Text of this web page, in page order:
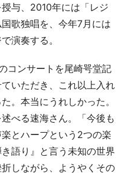
与、2010年には「レジ
歌独唱を、今年7月には
演奏する。
コンサートを尾崎咢堂記
いただき、これ以上入れ
。本当にうれしかった。
べる速海さん。「今後も
とハープという2つの楽
語り』と言う未知の世界
しながら、ようやくその